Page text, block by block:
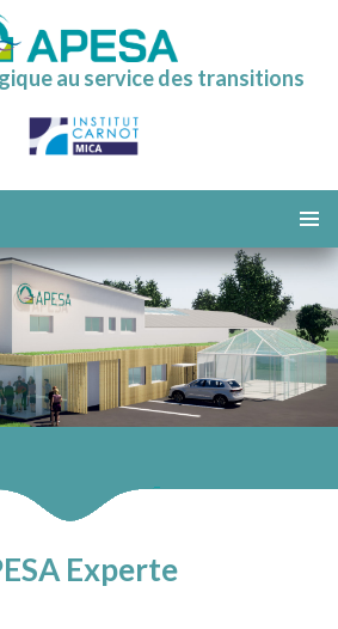
au service des transitions
MENU
Experte